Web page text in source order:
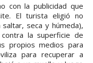
con la publicidad que
El turista eligió no
seca y húmeda),
la superficie de
propios medios para
para recuperar a